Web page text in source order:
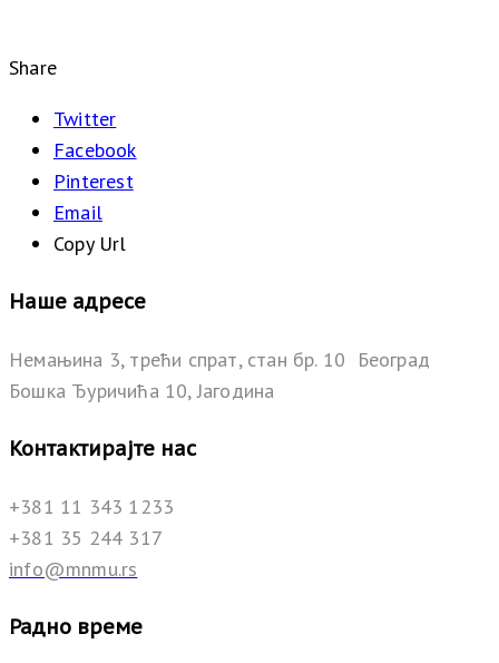
Share
Twitter
Facebook
Pinterest
Email
Copy Url
Наше адресе
Немањина 3, трећи спрат, стан бр. 10 Београд
Бошка Ђуричића 10, Јагодина
Контактирајте нас
+381 11 343 1233
+381 35 244 317
info@mnmu.rs
Радно време